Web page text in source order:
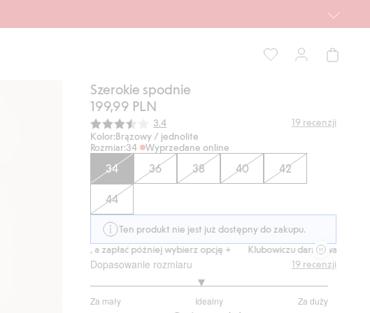
Szerokie spodnie
199,99 PLN
Średnia ocena:
3.4 19 recenzji
Kolor:Brązowy / jednolite
Rozmiar:34 Wyprzedane online
34 36 38 40 42
44
Ten produkt nie jest już dostępny do zakupu.
Kup teraz, a zapłać później wybierz opcję + Klubowiczu darmowa dostawa od
Dopasowanie rozmiaru
Za mały Idealny Za duży
na
19 recenzji